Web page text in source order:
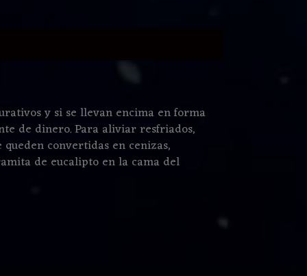
y si se llevan encima en forma
de dinero. Para aliviar resfriados,
convertidas en cenizas,
de eucalipto en la cama del